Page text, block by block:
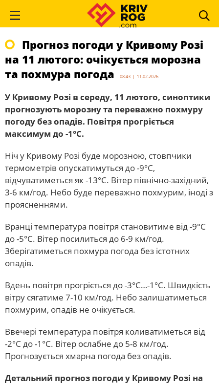
Прогноз погоди у Кривому Розі
на 11 лютого: очікується морозна
та похмура погода
08:43 | 11.02.2026
У Кривому Розі в середу, 11 лютого, синоптики
прогнозують морозну та переважно похмуру
погоду без опадів. Повітря прогріється
максимум до -1°С.
Ніч у Кривому Розі буде морозною, стовпчики
термометрів опускатимуться до -9°С,
відчуватиметься як -13°С. Вітер північно-західний,
3-6 км/год. Небо буде переважно похмурим, іноді з
проясненнями.
Вранці температура повітря становитиме від -9°С
до -5°С. Вітер посилиться до 6-9 км/год.
Зберігатиметься похмура погода без істотних
опадів.
Вдень повітря прогріється до -3°С…-1°С. Швидкість
вітру сягатиме 7-10 км/год. Небо залишатиметься
похмурим, опадів не очікується.
Ввечері температура повітря коливатиметься від
-2°С до -1°С. Вітер ослабне до 5-8 км/год.
Прогнозується хмарна погода без опадів.
Детальний прогноз погоди у Кривому Розі на